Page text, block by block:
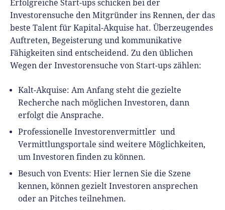
Erfolgreiche Start-ups schicken bei der
Investorensuche den Mitgründer ins Rennen, der das
beste Talent für Kapital-Akquise hat. Überzeugendes
Auftreten, Begeisterung und kommunikative
Fähigkeiten sind entscheidend. Zu den üblichen
Wegen der Investorensuche von Start-ups zählen:
Kalt-Akquise: Am Anfang steht die gezielte
Recherche nach möglichen Investoren, dann
erfolgt die Ansprache.
Professionelle Investorenvermittler und
Vermittlungsportale sind weitere Möglichkeiten,
um Investoren finden zu können.
Besuch von Events: Hier lernen Sie die Szene
kennen, können gezielt Investoren ansprechen
oder an Pitches teilnehmen.